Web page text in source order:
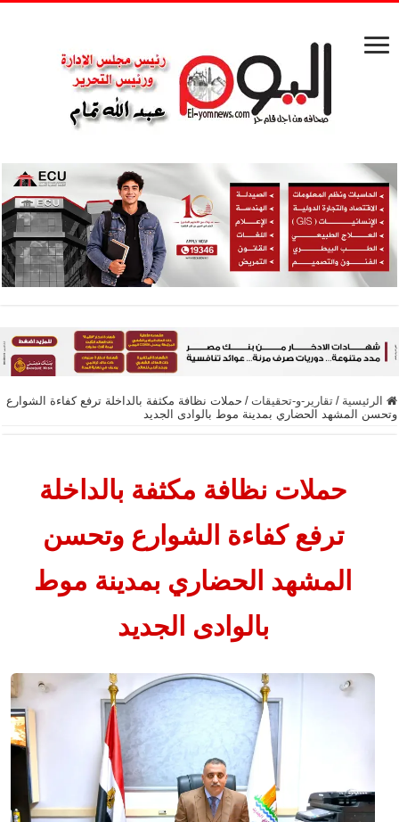
الرئيسية / تقارير-و-تحقيقات / حملات نظافة مكثفة بالداخلة ترفع كفاءة الشوارع
وتحسن المشهد الحضاري بمدينة موط بالوادى الجديد
حملات نظافة مكثفة بالداخلة
ترفع كفاءة الشوارع وتحسن
المشهد الحضاري بمدينة موط
بالوادى الجديد